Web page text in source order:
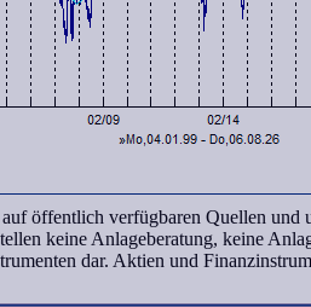
öffentlich verfügbaren Quellen und
keine Anlageberatung, keine
dar. Aktien und